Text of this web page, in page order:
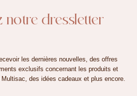
notre dressletter
les dernières nouvelles, des offres
exclusifs concernant les produits et
des idées cadeaux et plus encore.